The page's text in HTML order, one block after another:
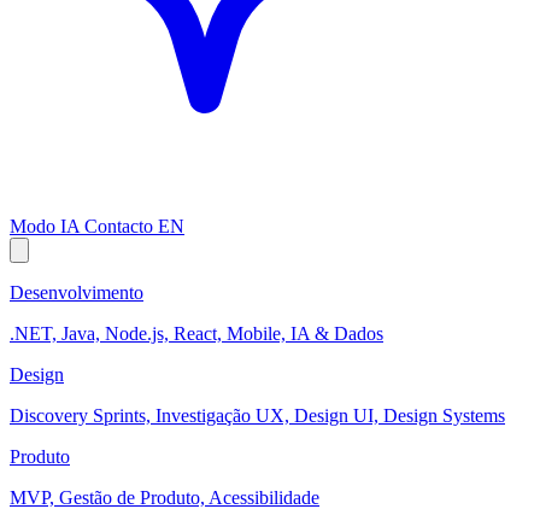
Modo IA Contacto EN
Desenvolvimento
.NET, Java, Node.js, React, Mobile, IA & Dados
Design
Discovery Sprints, Investigação UX, Design UI, Design Systems
Produto
MVP, Gestão de Produto, Acessibilidade